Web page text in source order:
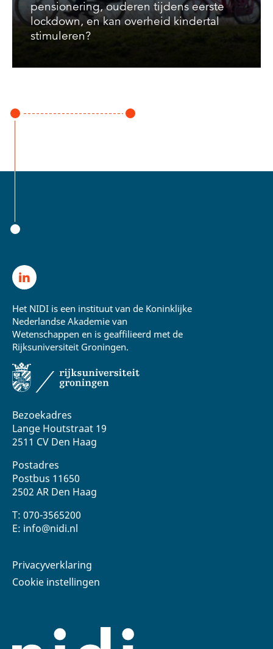
pensionering, ouderen tijdens eerste
lockdown, en kan overheid kindertal
stimuleren?
Bezoekadres
Lange Houtstraat 19
2511 CV Den Haag
Postadres
Postbus 11650
2502 AR Den Haag
T: 070-3565200
E: info@nidi.nl
Het NIDI is een instituut van de Koninklijke
Nederlandse Akademie van
Wetenschappen en is geaffilieerd met de
Rijksuniversiteit Groningen.
Privacyverklaring
Cookie instellingen